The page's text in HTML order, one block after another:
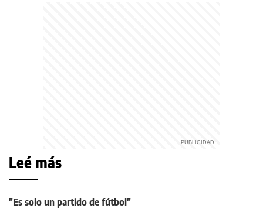
Leé más
"Es solo un partido de fútbol"